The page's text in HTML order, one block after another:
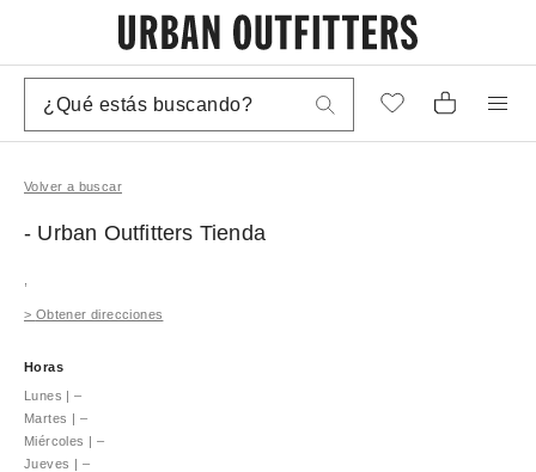
Volver a buscar
- Urban Outfitters Tienda
> Obtener direcciones
Horas
Lunes | –
Martes | –
Miércoles | –
Jueves | –